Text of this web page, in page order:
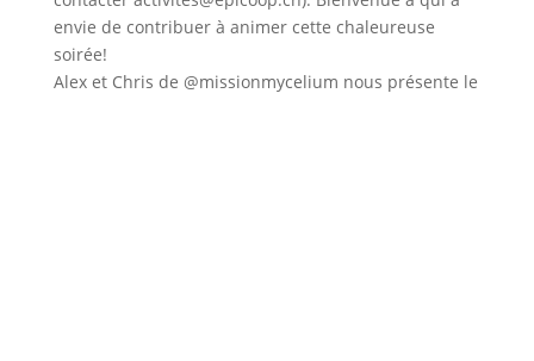
Alex et Chris de @missionmycelium nous présente le